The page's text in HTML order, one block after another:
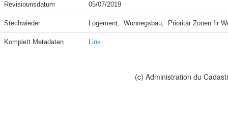
Revisiounsdatum 05/07/2019
Stëchwieder Logement,  Wunnegsbau,  Prioritär Zonen fir
Komplett Metadaten Link
(c) Administration du